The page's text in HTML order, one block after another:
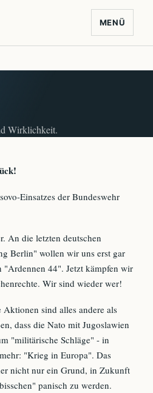
MENÜ
Wirklichkeit.
Einsatzes der Bundeswehr
An die letzten deutschen
Berlin" wollen wir uns erst gar
44". Jetzt kämpfen wir
Wir sind wieder wer!
sind alles andere als
dass die Nato mit Jugoslawien
"militärische Schläge" - in
"Krieg in Europa". Das
nicht nur ein Grund, in Zukunft
panisch zu werden.